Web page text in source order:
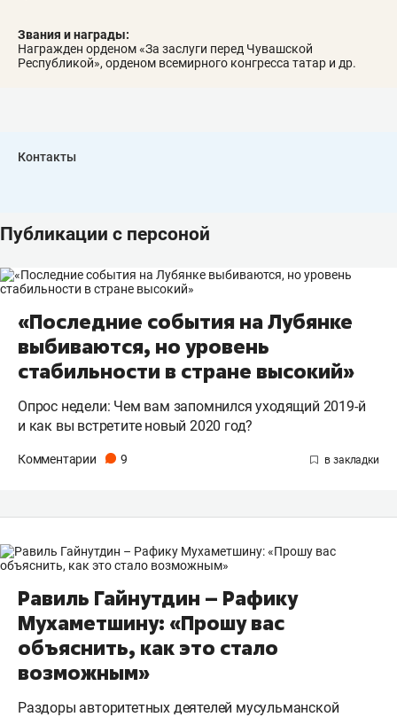
Звания и награды:
Награжден орденом «За заслуги перед Чувашской
Республикой», орденом всемирного конгресса татар и др.
Контакты
Публикации с персоной
«Последние события на Лубянке
выбиваются, но уровень
стабильности в стране высокий»
Опрос недели: Чем вам запомнился уходящий 2019-й
и как вы встретите новый 2020 год?
Комментарии 9
Равиль Гайнутдин – Рафику
Мухаметшину: «Прошу вас
объяснить, как это стало
возможным»
Раздоры авторитетных деятелей мусульманской